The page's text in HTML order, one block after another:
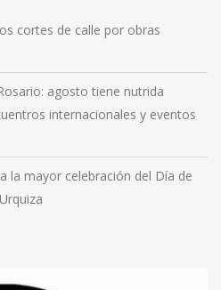
cortes de calle por obras
agosto tiene nutrida
internacionales y eventos
la mayor celebración del Día de